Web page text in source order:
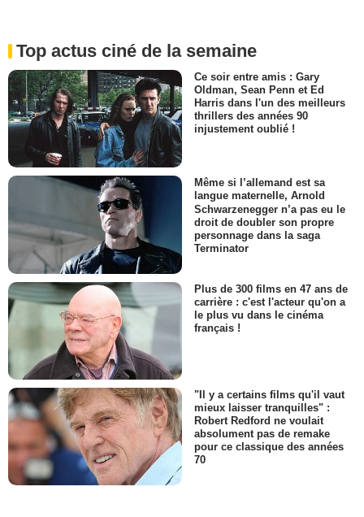
Top actus ciné de la semaine
Ce soir entre amis : Gary
Oldman, Sean Penn et Ed
Harris dans l'un des meilleurs
thrillers des années 90
injustement oublié !
Même si l’allemand est sa
langue maternelle, Arnold
Schwarzenegger n’a pas eu le
droit de doubler son propre
personnage dans la saga
Terminator
Plus de 300 films en 47 ans de
carrière : c'est l'acteur qu'on a
le plus vu dans le cinéma
français !
"Il y a certains films qu'il vaut
mieux laisser tranquilles" :
Robert Redford ne voulait
absolument pas de remake
pour ce classique des années
70